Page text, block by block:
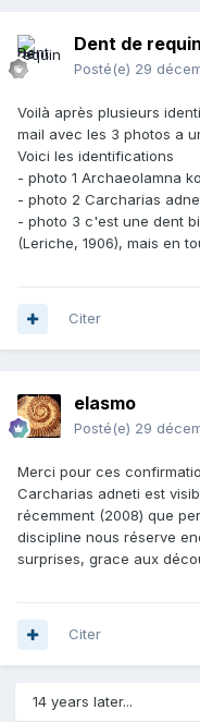
Dent de requin
Posté(e) 29
Voilà après plusieurs
mail avec les 3 photos a
Voici les identifications
- photo 1 Archaeolamna
- photo 2 Carcharias
- photo 3 c'est une dent
(Leriche, 1906), mais en
Citer
elasmo
Posté(e) 29
Merci pour ces
Carcharias adneti est
récemment (2008) que
discipline nous réserve
surprises, grace aux
Citer
14 years later...